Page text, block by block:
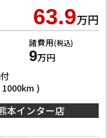
63.9万円
諸費用(税込)
9万円
)
本インター店